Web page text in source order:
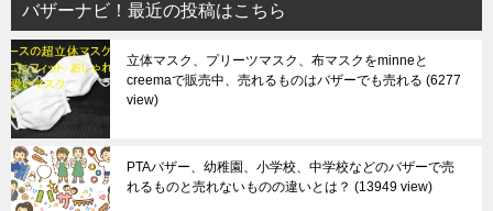
バザーナビ！最近の投稿はこちら
立体マスク、プリーツマスク、布マスクをminneと
creemaで販売中、売れるものはバザーでも売れる 6277
view
PTAバザー、幼稚園、小学校、中学校などのバザーで売
れるものと売れないものの違いとは？
13949 view